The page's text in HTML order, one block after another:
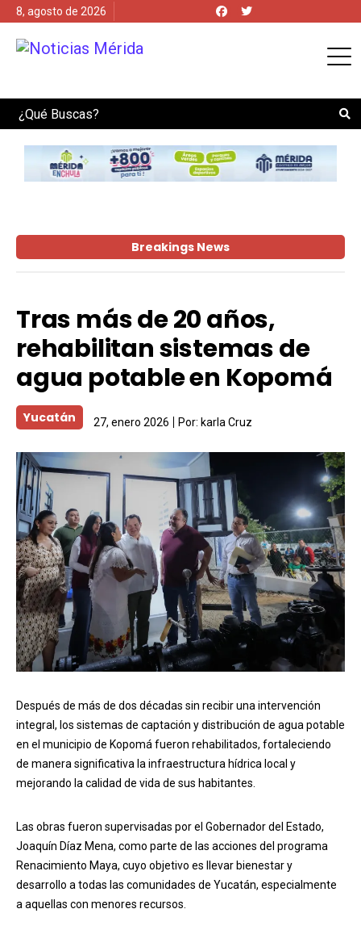
8, agosto de 2026
Search
Breakings News
Tras más de 20 años,
rehabilitan sistemas de
agua potable en Kopomá
Yucatán 27, enero 2026 Por: karla Cruz
Después de más de dos décadas sin recibir una intervención
integral, los sistemas de captación y distribución de agua potable
en el municipio de Kopomá fueron rehabilitados, fortaleciendo
de manera significativa la infraestructura hídrica local y
mejorando la calidad de vida de sus habitantes.
Las obras fueron supervisadas por el Gobernador del Estado,
Joaquín Díaz Mena, como parte de las acciones del programa
Renacimiento Maya, cuyo objetivo es llevar bienestar y
desarrollo a todas las comunidades de Yucatán, especialmente
a aquellas con menores recursos.